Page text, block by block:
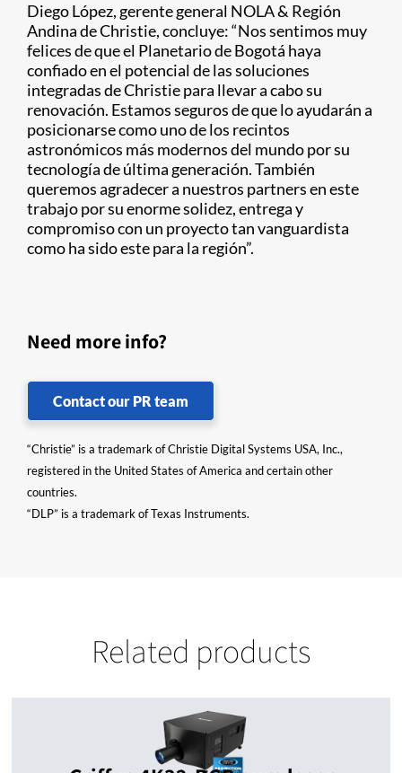
Diego López, gerente general NOLA & Región
Andina de Christie, concluye: “Nos sentimos muy
felices de que el Planetario de Bogotá haya
confiado en el potencial de las soluciones
integradas de Christie para llevar a cabo su
renovación. Estamos seguros de que lo ayudarán a
posicionarse como uno de los recintos
astronómicos más modernos del mundo por su
tecnología de última generación. También
queremos agradecer a nuestros partners en este
trabajo por su enorme solidez, entrega y
compromiso con un proyecto tan vanguardista
como ha sido este para la región”.
Need more info?
Contact our PR team
“Christie” is a trademark of Christie Digital Systems USA, Inc.,
registered in the United States of America and certain other
countries.
“DLP” is a trademark of Texas Instruments.
Related products